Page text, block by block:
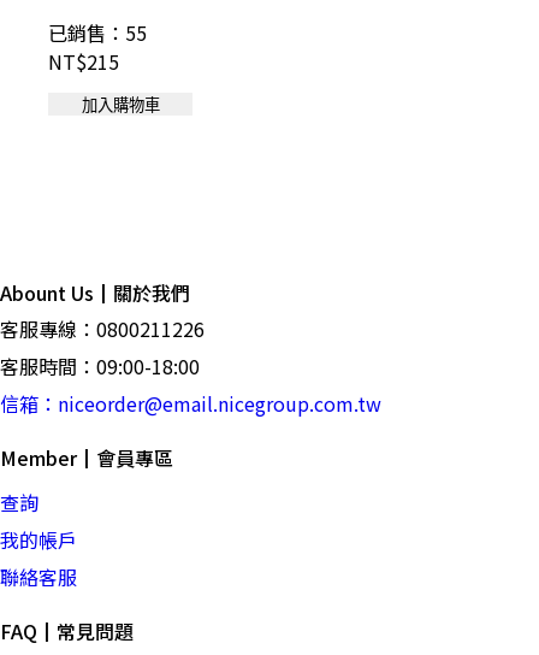
已銷售：55
NT$215
加入購物車
Abount Us┃關於我們
客服專線：0800211226
客服時間：09:00-18:00
信箱：niceorder@email.nicegroup.com.tw
Member┃會員專區
查詢
我的帳戶
聯絡客服
FAQ┃常見問題